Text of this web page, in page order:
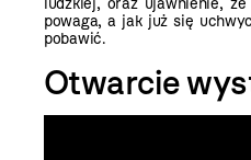
powaga, a jak już się
pobawić.
Otwarcie